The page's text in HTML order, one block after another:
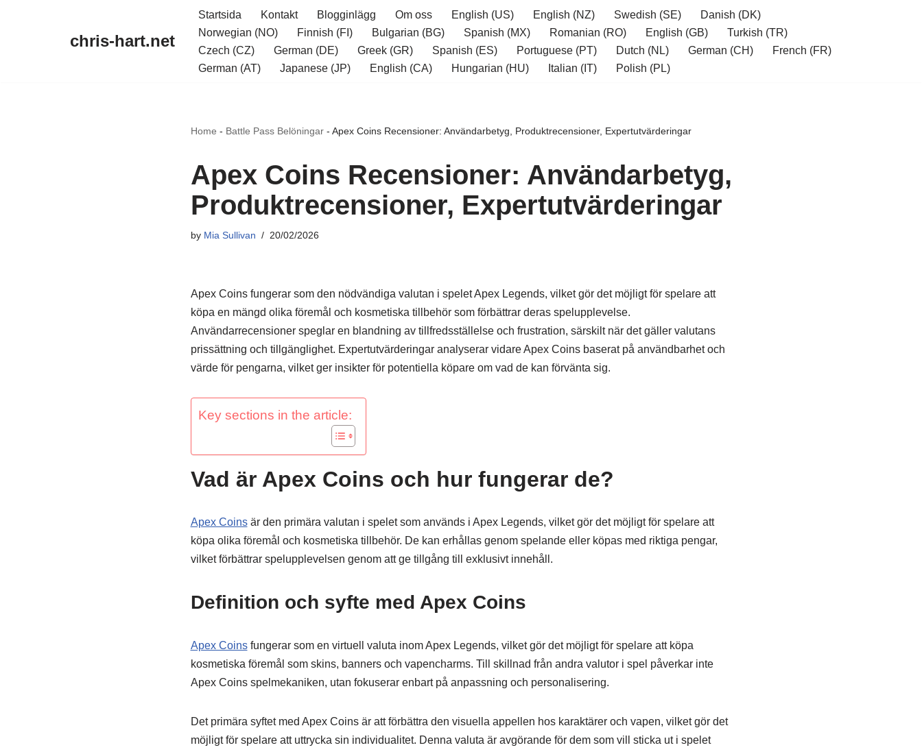
chris-hart.net
Startsida Kontakt Blogginlägg Om oss English (US) English (NZ) Swedish (SE)
Danish (DK)
Norwegian (NO)
Finnish (FI) Bulgarian (BG) Spanish (MX) Romanian (RO) English (GB)
Turkish (TR)
Czech (CZ)
German (DE) Greek (GR) Spanish (ES) Portuguese (PT) Dutch (NL) German (CH)
French (FR)
German (AT)
Japanese (JP) English (CA) Hungarian (HU) Italian (IT) Polish (PL)
Home - Battle Pass Belöningar- Apex Coins Recensioner: Användarbetyg, Produktrecensioner, Expertutvärderingar
Apex Coins Recensioner: Användarbetyg,
Produktrecensioner, Expertutvärderingar
by Mia Sullivan 20/02/2026
Apex Coins fungerar som den nödvändiga valutan i spelet Apex Legends, vilket gör det möjligt för spelare att
köpa en mängd olika föremål och kosmetiska tillbehör som förbättrar deras spelupplevelse.
Användarrecensioner speglar en blandning av tillfredsställelse och frustration, särskilt när det gäller valutans
prissättning och tillgänglighet. Expertutvärderingar analyserar vidare Apex Coins baserat på användbarhet och
värde för pengarna, vilket ger insikter för potentiella köpare om vad de kan förvänta sig.
Key sections in the article:
Vad är Apex Coins och hur fungerar de?
Apex Coinsär den primära valutan i spelet som används i Apex Legends, vilket gör det möjligt för spelare att
köpa olika föremål och kosmetiska tillbehör. De kan erhållas genom spelande eller köpas med riktiga pengar,
vilket förbättrar spelupplevelsen genom att ge tillgång till exklusivt innehåll.
Definition och syfte med Apex Coins
Apex Coinsfungerar som en virtuell valuta inom Apex Legends, vilket gör det möjligt för spelare att köpa
kosmetiska föremål som skins, banners och vapencharms. Till skillnad från andra valutor i spel påverkar inte
Apex Coins spelmekaniken, utan fokuserar enbart på anpassning och personalisering.
Det primära syftet med Apex Coins är att förbättra den visuella appellen hos karaktärer och vapen, vilket gör det
möjligt för spelare att uttrycka sin individualitet. Denna valuta är avgörande för dem som vill sticka ut i spelet